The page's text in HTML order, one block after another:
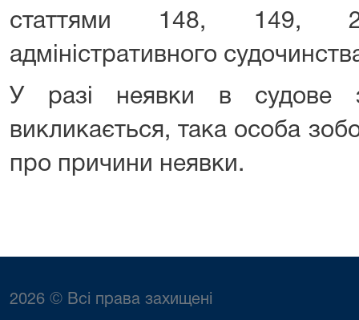
статтями 148, 149,
адміністративного
У разі неявки в судове
викликається, така особа
про причини неявки.
2026 © Всі права захищені